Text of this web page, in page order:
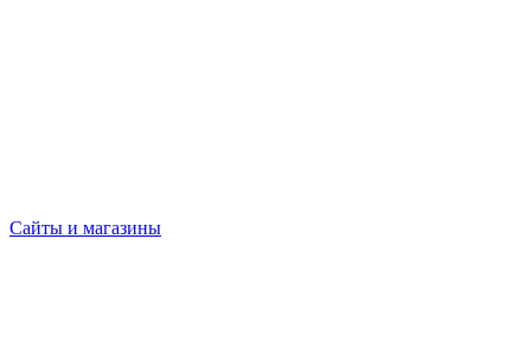
Сайты и магазины